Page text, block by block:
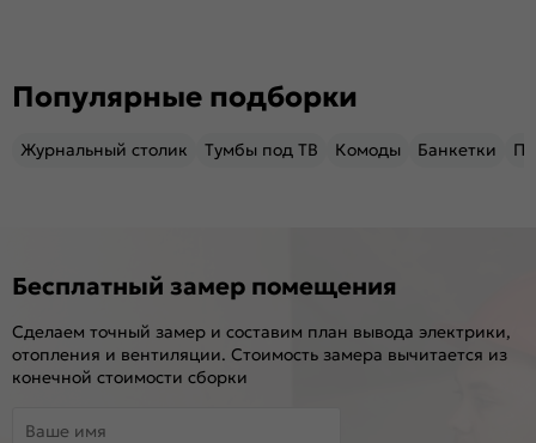
Популярные подборки
Журнальный столик Тумбы под ТВ Комоды Банкетки
Бесплатный замер помещения
Сделаем точный замер и составим план вывода электрики,
отопления и вентиляции. Стоимость замера вычитается из
конечной стоимости сборки
Ваше имя